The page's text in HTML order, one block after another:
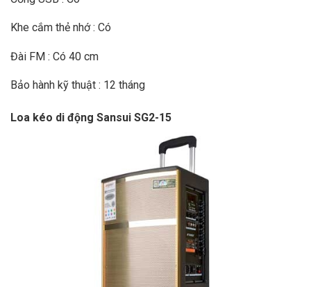
Khe cắm thẻ nhớ : Có
Đài FM : Có 40 cm
Bảo hành kỹ thuật : 12 tháng
Loa kéo di động Sansui SG2-15